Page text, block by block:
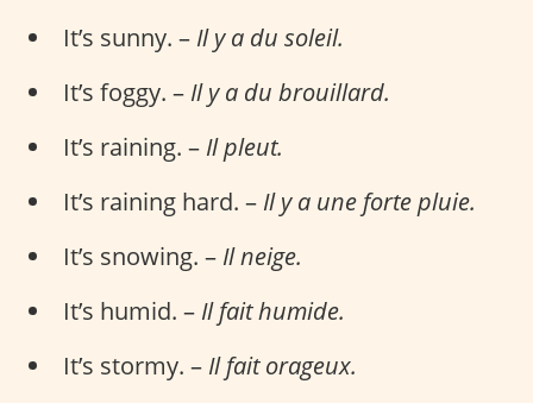
It’s sunny. – Il y a du soleil.
It’s foggy. – Il y a du brouillard.
It’s raining. – Il pleut.
It’s raining hard. – Il y a une forte pluie.
It’s snowing. – Il neige.
It’s humid. – Il fait humide.
It’s stormy. – Il fait orageux.